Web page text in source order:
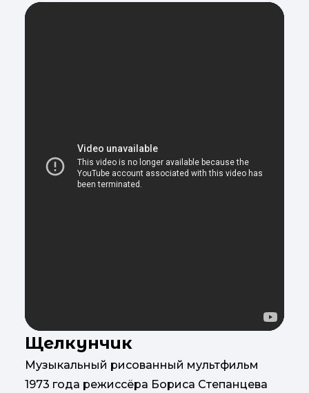
Щелкунчик
Музыкальный рисованный мультфильм
1973 года режиссёра Бориса Степанцева